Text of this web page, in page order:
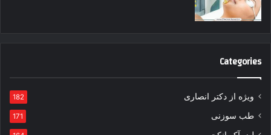
Categories
ویژه از دکتر انصاری 182
طب سوزنی 171